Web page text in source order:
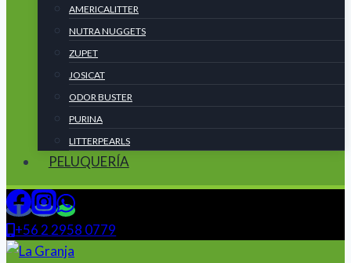
AMERICALITTER
NUTRA NUGGETS
ZUPET
JOSICAT
ODOR BUSTER
PURINA
LITTERPEARLS
PELUQUERÍA
+56 2 2958 0779